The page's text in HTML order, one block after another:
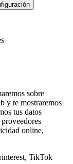
sobre
y te mostraremos
tus datos
online,
TikTok